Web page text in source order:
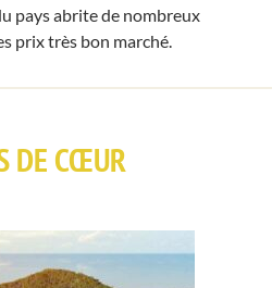
pays abrite de nombreux
prix très bon marché.
DE CŒUR